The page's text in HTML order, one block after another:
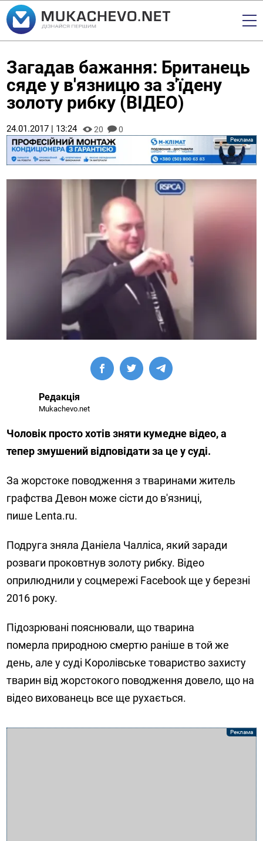
Загадав бажання: Британець
сяде у в'язницю за з'їдену
золоту рибку (ВІДЕО)
24.01.2017 | 13:24 20 0
Редакція
Mukachevo.net
Чоловік просто хотів зняти кумедне відео, а
тепер змушений відповідати за це у суді.
За жорстоке поводження з тваринами житель
графства Девон може сісти до в'язниці,
пише Lenta.ru.
Подруга зняла Даніела Чалліса, який заради
розваги проковтнув золоту рибку. Відео
оприлюднили у соцмережі Facebook ще у березні
2016 року.
Підозрювані пояснювали, що тварина
померла природною смертю раніше в той же
день, але у суді Королівське товариство захисту
тварин від жорстокого поводження довело, що на
відео вихованець все ще рухається.